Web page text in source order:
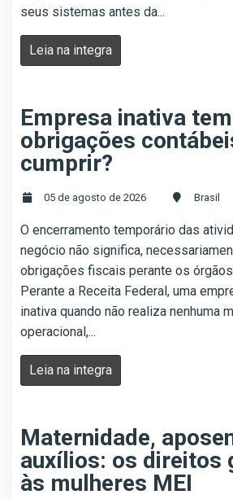
seus sistemas antes da...
Leia na integra
Empresa inativa tem
obrigações
cumprir?
05 de agosto de 2026 Brasil
O encerramento temporário das
negócio não significa,
obrigações fiscais perante os
Perante a Receita Federal, uma
inativa quando não realiza nenhuma
operacional,...
Leia na integra
Maternidade,
auxílios: os direitos
às mulheres MEI